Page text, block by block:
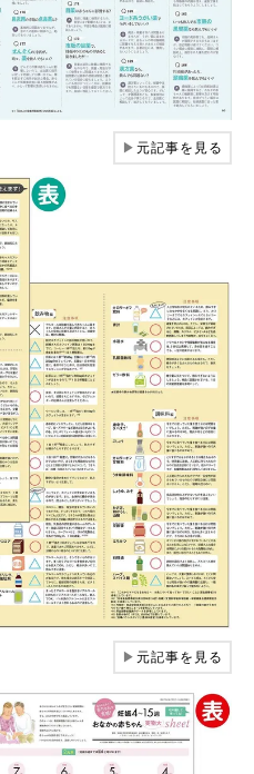
▶元記事を見る
▶元記事を見る